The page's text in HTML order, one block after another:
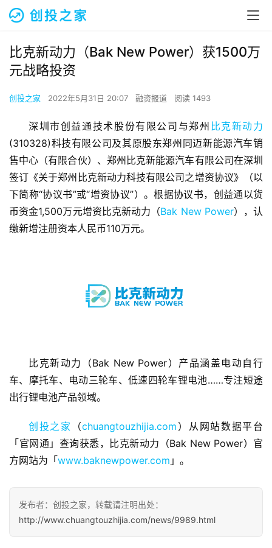
融
道
观
察
比克新动力（Bak New Power）获1500万
元战略投资
创投之家 2022年5月31日 20:07 融资报道 阅读 1493
深圳市创益通技术股份有限公司与郑州 比克新动力
(310328)科技有限公司及其原股东郑州同迈新能源汽车销
售中心（有限合伙）、郑州比克新能源汽车有限公司在深圳
签订《关于郑州比克新动力科技有限公司之增资协议》（以
下简称“协议书”或“增资协议”）。根据协议书，创益通以货
币资金1,500万元增资比克新动力（Bak New Power），认
缴新增注册资本人民币110万元。
比克新动力（Bak New Power）产品涵盖电动自行
车、摩托车、电动三轮车、低速四轮车锂电池……专注短途
出行锂电池产品领域。
创投之家 （chuangtouzhijia.com ）从网站数据平台
「官网通」查询获悉，比克新动力（Bak New Power）官
方网站为「www.baknewpower.com 」。
发布者：创投之家，转载请注明出处：
http://www.chuangtouzhijia.com/news/9989.html